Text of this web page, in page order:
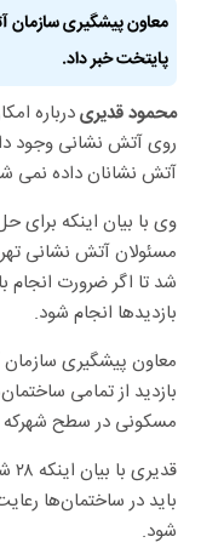
معاون پیشگیری سازمان
پایتخت خبر داد.
محمود قدیریدرباره
روی آتش نشانی وجود
آتش نشانان داده نمی
وی با بیان اینکه برای
مسئولان آتش نشانی
شد تا اگر ضرورت انجام
بازدیدها انجام شود.
معاون پیشگیری
بازدید از تمامی
مسکونی در سطح شهرکه
باید در ساختمان‌ها
شود.